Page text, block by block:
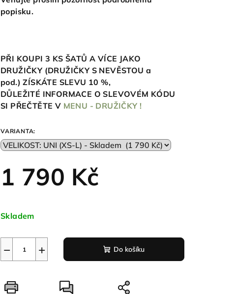
popisku.
PŘI KOUPI 3 KS ŠATŮ A VÍCE JAKO
DRUŽIČKY (DRUŽIČKY S NEVĚSTOU a
pod.) ZÍSKÁTE SLEVU 10%,
DŮLEŽITÉ INFORMACE O SLEVOVÉM KÓDU
SI PŘEČTĚTE V MENU - DRUŽIČKY !
VARIANTA:
1 790 Kč
cena:
Skladem
+
− Do košíku